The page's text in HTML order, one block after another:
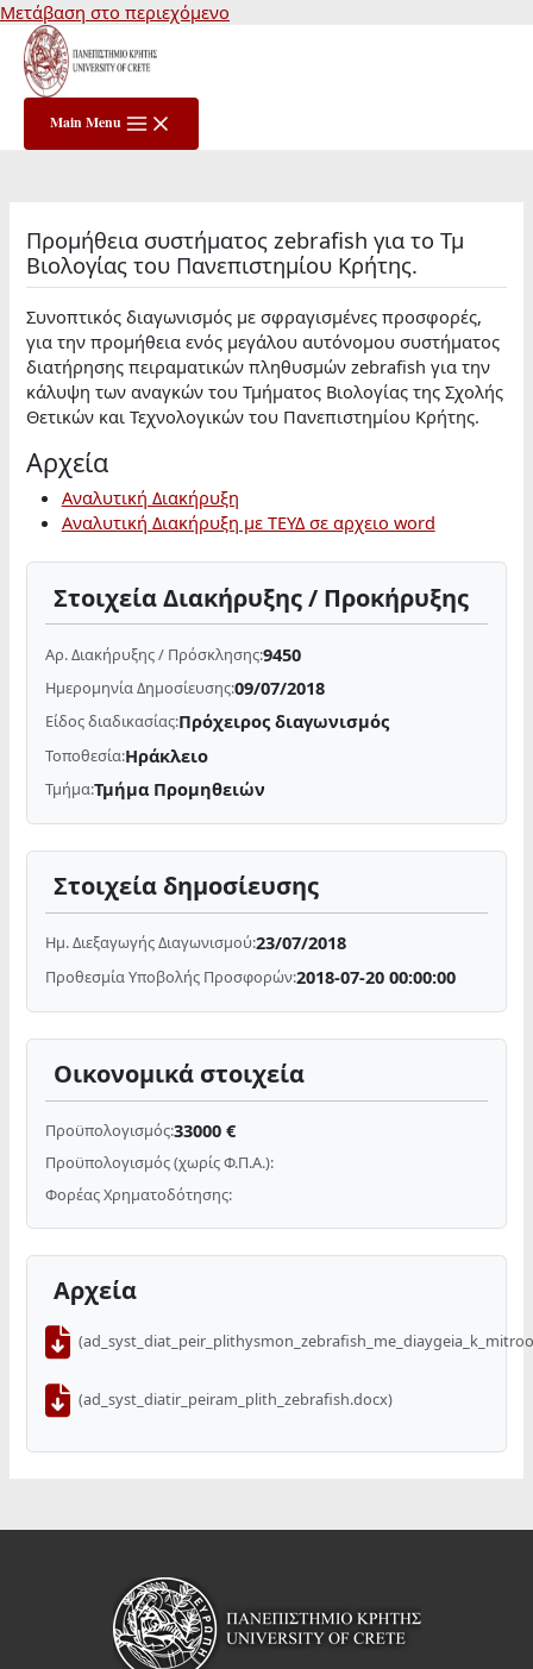
Μετάβαση στο περιεχόμενο
Main Menu
Προμήθεια συστήματος zebrafish για το Τμ
Βιολογίας του Πανεπιστημίου Κρήτης.
Συνοπτικός διαγωνισμός με σφραγισμένες προσφορές,
για την προμήθεια ενός μεγάλου αυτόνομου συστήματος
διατήρησης πειραματικών πληθυσμών zebrafish για την
κάλυψη των αναγκών του Τμήματος Βιολογίας της Σχολής
Θετικών και Τεχνολογικών του Πανεπιστημίου Κρήτης.
Αρχεία
Αναλυτική Διακήρυξη
Αναλυτική Διακήρυξη με ΤΕΥΔ σε αρχειο word
Στοιχεία Διακήρυξης / Προκήρυξης
Αρ. Διακήρυξης / Πρόσκλησης:9450
Ημερομηνία Δημοσίευσης:09/07/2018
Είδος διαδικασίας:Πρόχειρος διαγωνισμός
Τοποθεσία:Ηράκλειο
Τμήμα:Τμήμα Προμηθειών
Στοιχεία δημοσίευσης
Ημ. Διεξαγωγής Διαγωνισμού:23/07/2018
Προθεσμία Υποβολής Προσφορών:2018-07-20 00:00:00
Οικονομικά στοιχεία
Προϋπολογισμός:33000 €
Προϋπολογισμός (χωρίς Φ.Π.Α.):
Φορέας Χρηματοδότησης:
Αρχεία
(ad_syst_diatir_peiram_plith_zebrafish.docx)